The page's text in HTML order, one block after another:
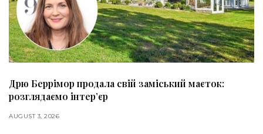
Дрю Беррімор продала свій заміський маєток:
розглядаємо інтер’єр
AUGUST 3, 2026